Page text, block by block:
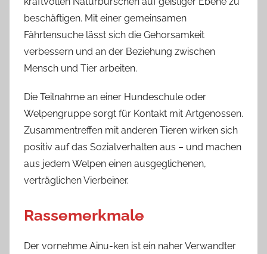
beschäftigen. Mit einer gemeinsamen
Fährtensuche lässt sich die Gehorsamkeit
verbessern und an der Beziehung zwischen
Mensch und Tier arbeiten.
Die Teilnahme an einer Hundeschule oder
Welpengruppe sorgt für Kontakt mit Artgenossen.
Zusammentreffen mit anderen Tieren wirken sich
positiv auf das Sozialverhalten aus – und machen
aus jedem Welpen einen ausgeglichenen,
verträglichen Vierbeiner.
Rassemerkmale
Der vornehme Ainu-ken ist ein naher Verwandter